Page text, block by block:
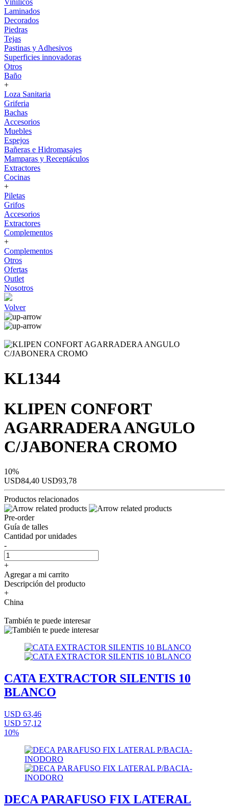
Vinílicos
Laminados
Decorados
Piedras
Tejas
Pastinas y Adhesivos
Superficies innovadoras
Otros
Baño
+
Loza Sanitaria
Griferia
Bachas
Accesorios
Muebles
Espejos
Bañeras e Hidromasajes
Mamparas y Receptáculos
Extractores
Cocinas
+
Piletas
Grifos
Accesorios
Extractores
Complementos
+
Complementos
Otros
Ofertas
Outlet
Nosotros
Volver
KL1344
KLIPEN CONFORT
AGARRADERA ANGULO
C/JABONERA CROMO
10%
USD84,40 USD93,78
Productos relacionados
Pre-order
Guía de talles
Cantidad por unidades
-
+
Agregar a mi carrito
Descripción del producto
+
China
También te puede interesar
CATA EXTRACTOR SILENTIS 10
BLANCO
USD 63,46
USD 57,12
10%
DECA PARAFUSO FIX LATERAL